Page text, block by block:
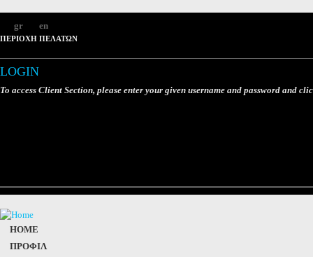
gr
en
ΠΕΡΙΟΧΗ ΠΕΛΑΤΩΝ
LOGIN
To access Client Section, please enter your given username and password and
HOME
ΠΡΟΦΙΛ